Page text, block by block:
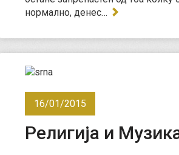
нормално, денес…
16/01/2015
Религија и